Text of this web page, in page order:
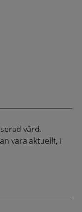
vård.
vara aktuellt, i